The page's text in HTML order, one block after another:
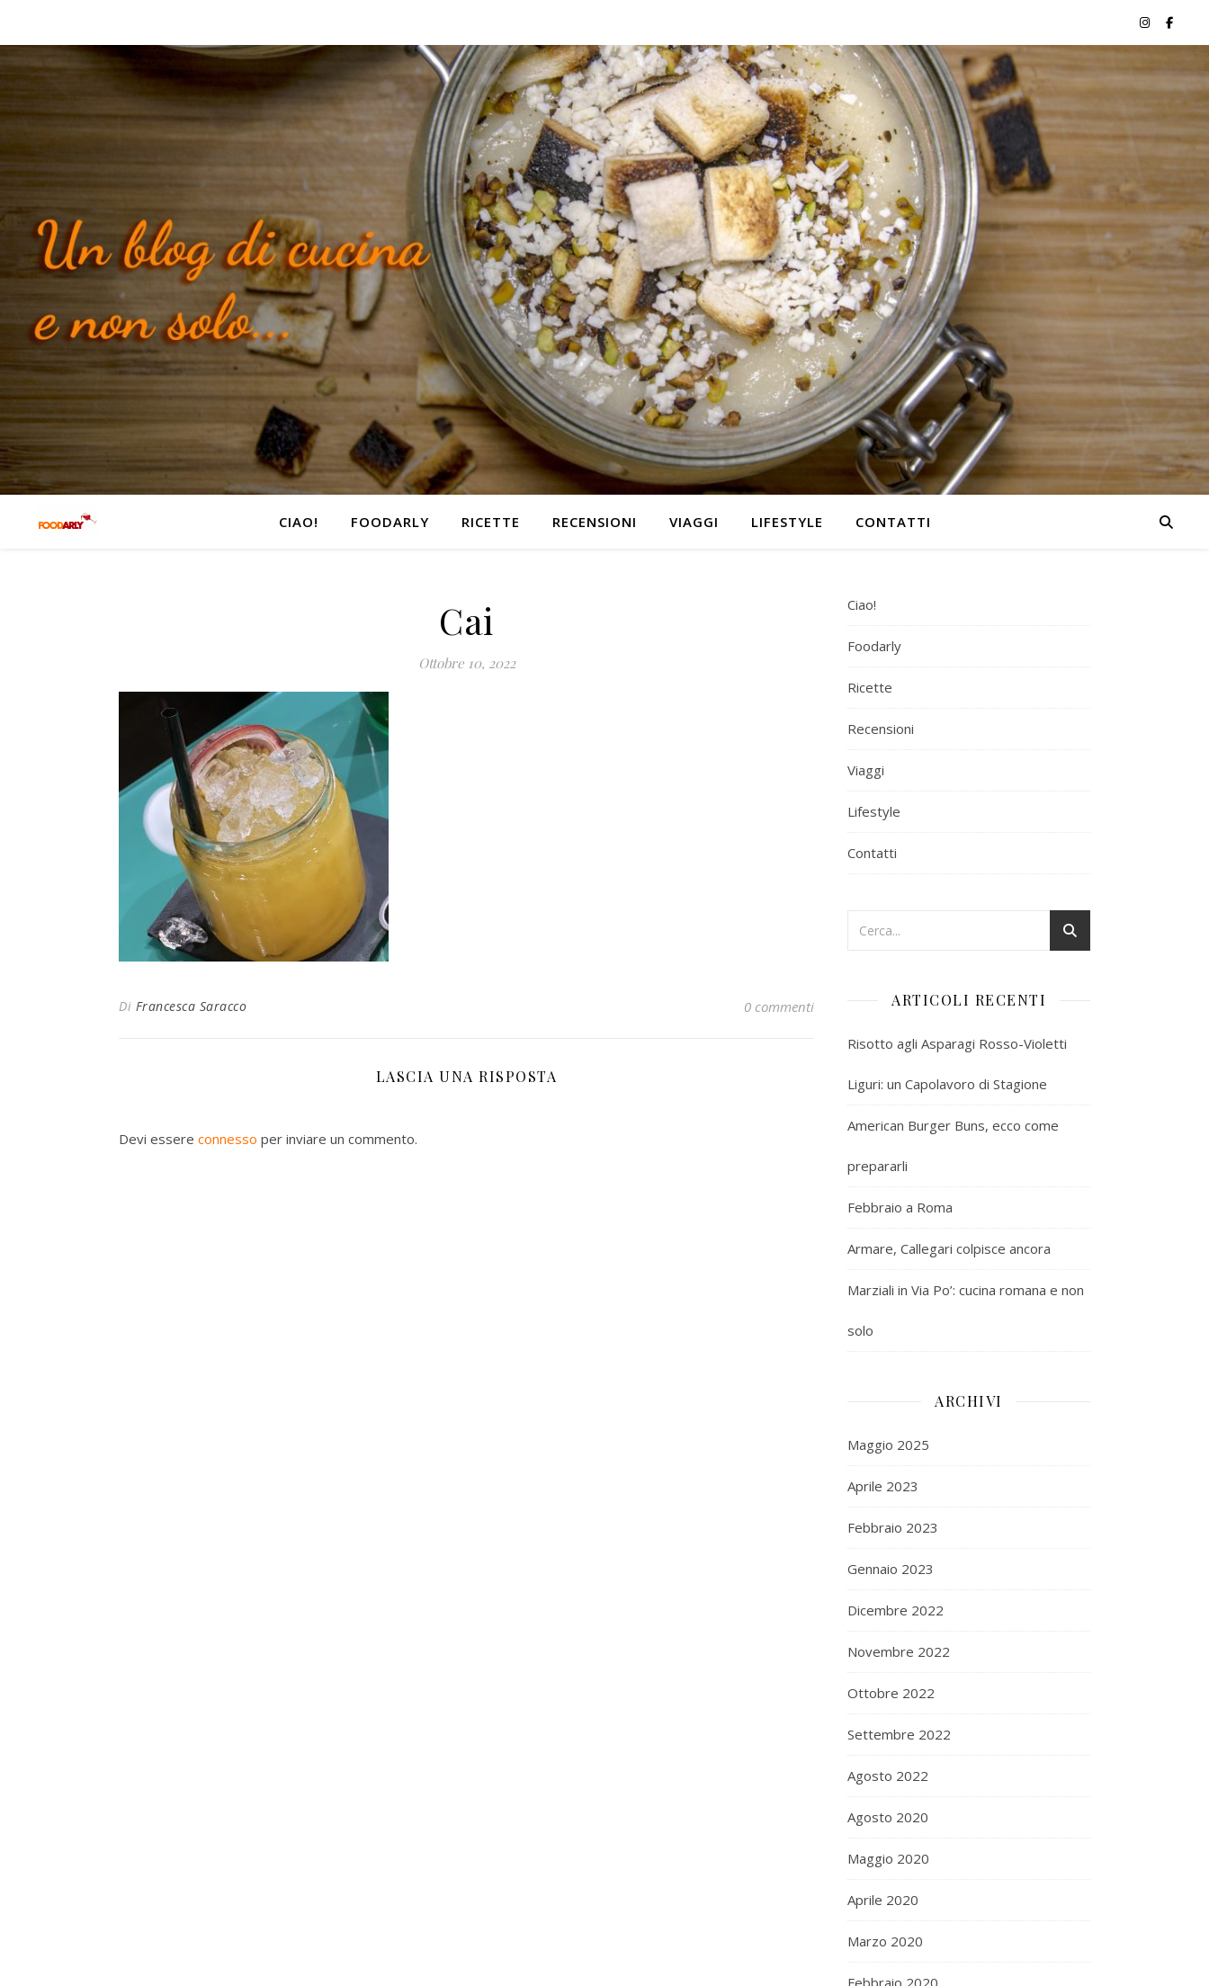
CIAO! FOODARLY RICETTE RECENSIONI VIAGGI LIFESTYLE CONTATTI
Cai
Ottobre 10, 2022
Di Francesca Saracco 0 commenti
LASCIA UNA RISPOSTA
Devi essere connesso per inviare un commento.
Ciao!
Foodarly
Ricette
Recensioni
Viaggi
Lifestyle
Contatti
ARTICOLI RECENTI
Risotto agli Asparagi Rosso-Violetti
Liguri: un Capolavoro di Stagione
American Burger Buns, ecco come
prepararli
Febbraio a Roma
Armare, Callegari colpisce ancora
Marziali in Via Po’: cucina romana e non
solo
ARCHIVI
Maggio 2025
Aprile 2023
Febbraio 2023
Gennaio 2023
Dicembre 2022
Novembre 2022
Ottobre 2022
Settembre 2022
Agosto 2022
Agosto 2020
Maggio 2020
Aprile 2020
Marzo 2020
Febbraio 2020